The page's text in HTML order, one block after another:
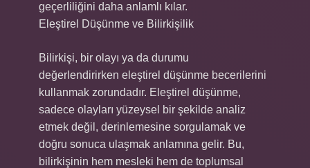
geçerliliğini daha anlamlı kılar.
Eleştirel Düşünme ve Bilirkişilik
Bilirkişi, bir olayı ya da durumu
değerlendirirken eleştirel düşünme becerilerini
kullanmak zorundadır. Eleştirel düşünme,
sadece olayları yüzeysel bir şekilde analiz
etmek değil, derinlemesine sorgulamak ve
doğru sonuca ulaşmak anlamına gelir. Bu,
bilirkişinin hem mesleki hem de toplumsal